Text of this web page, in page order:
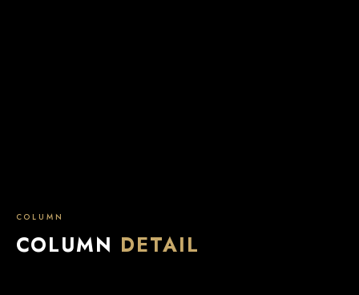
COLUMN
COLUMN DETAIL